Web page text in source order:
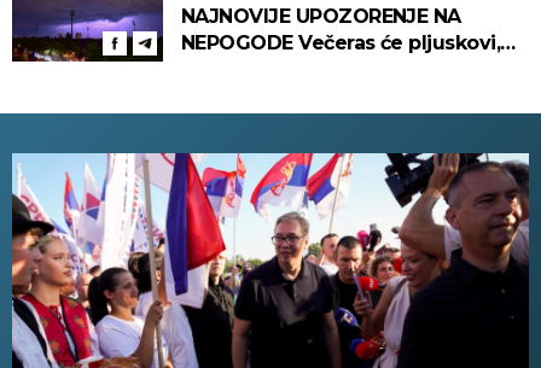
NAJNOVIJE UPOZORENJE NA
NEPOGODE Večeras će pljuskovi,